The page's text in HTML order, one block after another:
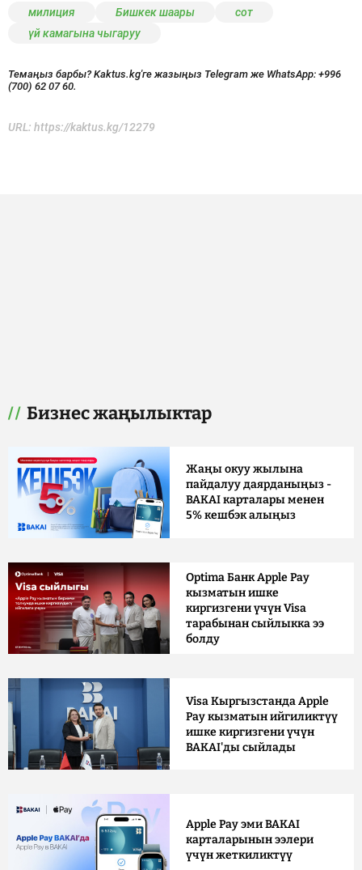
милиция Бишкек шаары
сот
үй камагына чыгаруу
Темаңыз барбы? Kaktus.kg'ге жазыңыз Telegram же WhatsApp: +996
(700) 62 07 60.
URL: https://kaktus.kg/12279
Бизнес жаңылыктар
Жаңы окуу жылына
пайдалуу даярданыңыз -
BAKAI карталары менен
5% кешбэк алыңыз
Optima Банк Apple Pay
кызматын ишке
киргизгени үчүн Visa
тарабынан сыйлыкка ээ
болду
Visa Кыргызстанда Apple
Pay кызматын ийгиликтүү
ишке киргизгени үчүн
BAKAI'ды сыйлады
Apple Pay эми BAKAI
карталарынын ээлери
үчүн жеткиликтүү